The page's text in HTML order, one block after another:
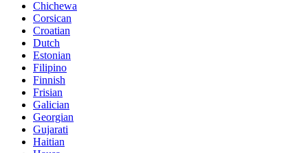
Chichewa
Corsican
Croatian
Dutch
Estonian
Filipino
Finnish
Frisian
Galician
Georgian
Gujarati
Haitian